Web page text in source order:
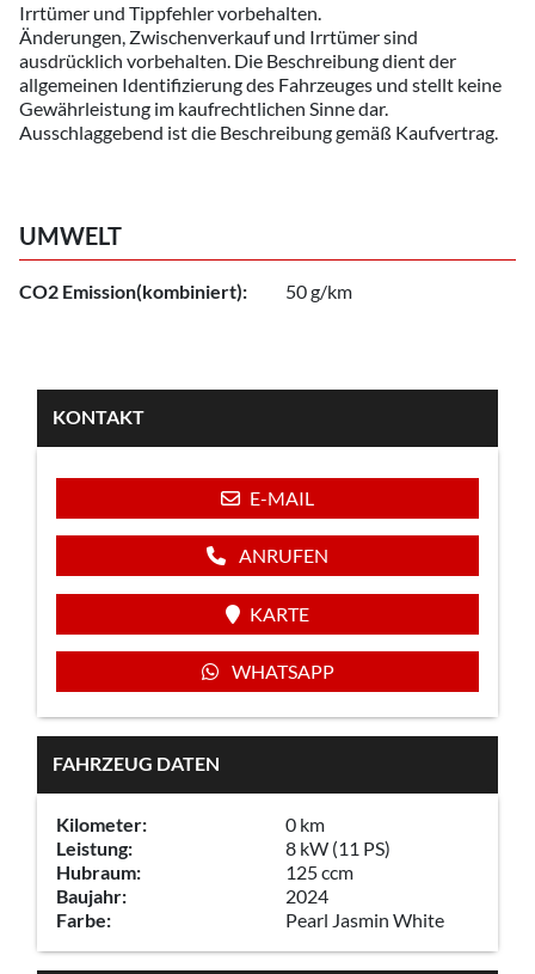
Irrtümer und Tippfehler vorbehalten.
Änderungen, Zwischenverkauf und Irrtümer sind
ausdrücklich vorbehalten. Die Beschreibung dient der
allgemeinen Identifizierung des Fahrzeuges und stellt keine
Gewährleistung im kaufrechtlichen Sinne dar.
Ausschlaggebend ist die Beschreibung gemäß Kaufvertrag.
UMWELT
CO2 Emission(kombiniert): 50 g/km
KONTAKT
E-MAIL
ANRUFEN
KARTE
WHATSAPP
FAHRZEUG DATEN
Kilometer:
0 km
Leistung:
8 kW (11 PS)
Hubraum:
125 ccm
Baujahr:
2024
Farbe:
Pearl Jasmin White